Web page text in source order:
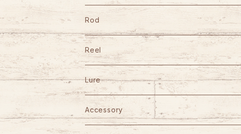
Rod
TULALA
Fishman
Abu Garcia
Reel
DAIWA
SHIMANO
Lure
GANCRAFT
Accessory